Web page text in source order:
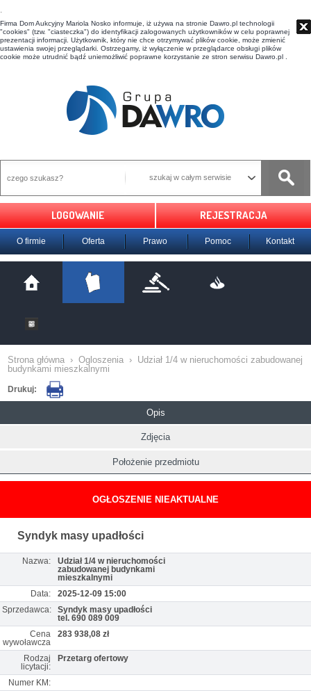
t
Firma Dom Aukcyjny Mariola Nosko informuje, iż używa na stronie Dawro.pl technologii
"cookies" (tzw. "ciasteczka") do identyfikacji zalogowanych użytkowników w celu poprawnej
prezentacji informacji. Użytkownik, który nie chce otrzymywać plików cookie, może zmienić
ustawienia swojej przeglądarki. Ostrzegamy, iż wyłączenie w przeglądarce obsługi plików
cookie może utrudnić bądź uniemożliwić poprawne korzystanie ze stron serwisu Dawro.pl .
szukaj w całym serwisie
LOGOWANIE REJESTRACJA
O firmie Oferta Prawo Pomoc Kontakt
Strona główna › Ogloszenia › Udział 1/4 w nieruchomości zabudowanej
budynkami mieszkalnymi
Drukuj:
Opis
Zdjęcia
Położenie przedmiotu
OGŁOSZENIE NIEAKTUALNE
Syndyk masy upadłości
Nazwa:
Udział 1/4 w nieruchomości
zabudowanej budynkami
mieszkalnymi
Data:
2025-12-09 15:00
Sprzedawca:
Syndyk masy upadłości
tel. 690 089 009
Cena
wywoławcza
283 938,08 zł
Rodzaj
licytacji:
Przetarg ofertowy
Numer KM: